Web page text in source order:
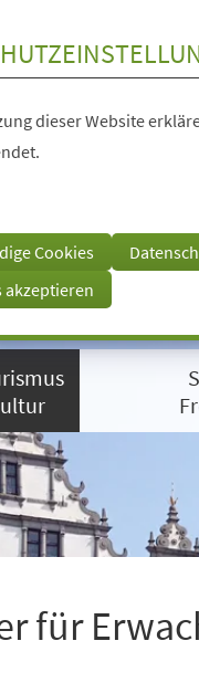
dieser Website
Cookies
akzeptieren
für